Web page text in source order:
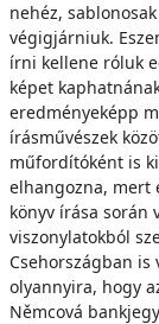
nehéz,
végigjárniuk.
írni kellene róluk
képet
eredményeképp
írásművészek
műfordítóként is
elhangozna, mert
könyv írása során
viszonylatokból
Csehországban
olyannyira, hogy
Němcová